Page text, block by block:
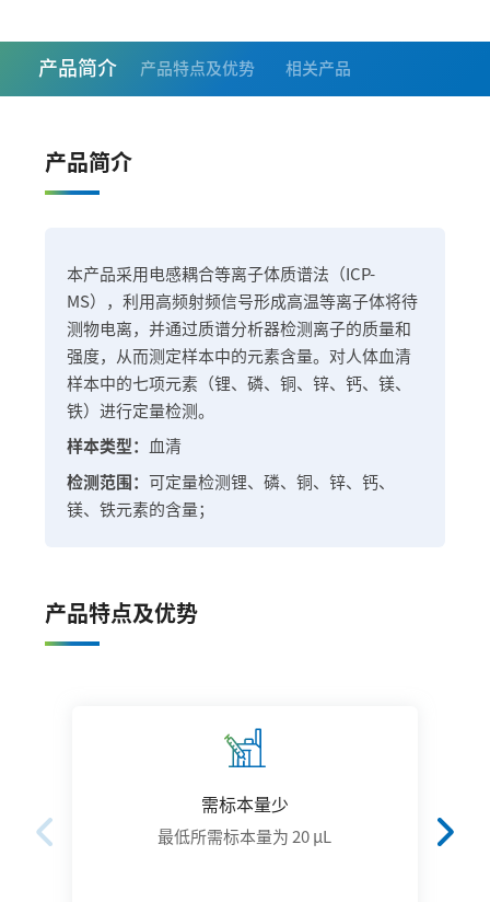
产品简介 产品特点及优势 相关产品
产品简介
本产品采用电感耦合等离子体质谱法（ICP-
MS），利用高频射频信号形成高温等离子体将待
测物电离，并通过质谱分析器检测离子的质量和
强度，从而测定样本中的元素含量。对人体血清
样本中的七项元素（锂、磷、铜、锌、钙、镁、
铁）进行定量检测。
样本类型： 血清
检测范围： 可定量检测锂、磷、铜、锌、钙、
镁、铁元素的含量；
产品特点及优势
需标本量少
最低所需标本量为 20 μL